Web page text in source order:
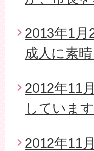
2013年1
成人に素
2012年11
しています
2012年11